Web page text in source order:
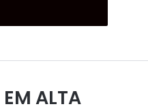
ALTA